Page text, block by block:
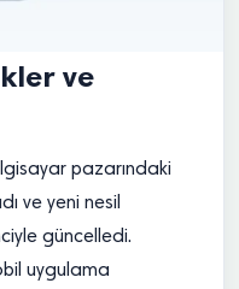
ve
pazarındaki
ve yeni nesil
güncelledi.
uygulama